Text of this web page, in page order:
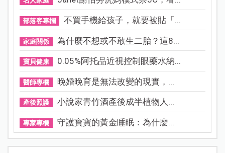
部落客專欄 不買手機給孩子，就要被貼「...
家庭關係 為什麼不想或不敢生二胎？這8...
寶貝健康 0.05%阿托品近視控制眼藥水納...
醫師專欄 晚婚晚育是無法改變的現實，...
產後照護 小說家青竹酒產後成半植物人...
專家專欄 守護寶寶的黃金睡眠：為什麼...